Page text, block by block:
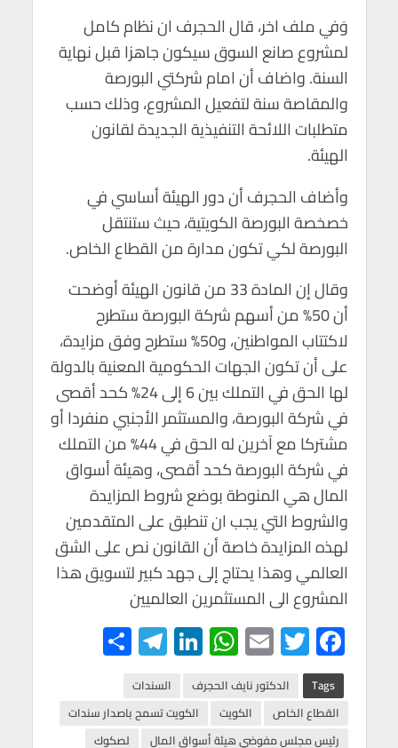
وَفي ملف اخر، قال الحجرف ان نظام كامل
لمشروع صانع السوق سيكون جاهزا قبل نهاية
السنة. واضاف أن امام شركتي البورصة
والمقاصة سنة لتفعيل المشروع، وذلك حسب
متطلبات اللائحة التنفيذية الجديدة لقانون
الهيئة.
وأضاف الحجرف أن دور الهيئة أساسي في
خصخصة البورصة الكويتية، حيث ستنتقل
البورصة لكي تكون مدارة من القطاع الخاص.
وقال إن المادة 33 من قانون الهيئة أوضحت
أن 50% من أسهم شركة البورصة ستطرح
لاكتتاب المواطنين، و50% ستطرح وفق مزايدة،
على أن تكون الجهات الحكومية المعنية بالدولة
لها الحق في التملك بين 6 إلى 24% كحد أقصى
في شركة البورصة، والمستثمر الأجنبي منفردا أو
مشتركا مع آخرين له الحق في 44% من التملك
في شركة البورصة كحد أقصى، وهيئة أسواق
المال هي المنوطة بوضع شروط المزايدة
والشروط التي يجب ان تنطبق على المتقدمين
لهذه المزايدة خاصة أن القانون نص على الشق
العالمي وهذا يحتاج إلى جهد كبير لتسويق هذا
المشروع الى المستثمرين العالميين
F
ac
e
b
T
wi
tt
er
E
m
ail
W
h
at
s
Li
n
ke
dI
Te
le
gr
a
ar
e
Tags الدكتور نايف الحجرف
السندات
القطاع الخاص
الكويت
الكويت تسمح باصدار سندات
رئيس مجلس مفوضي هيئة أسواق المال
لصكوك